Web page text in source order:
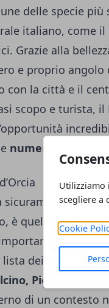
Utilizziamo
scegliere a
Cookie
delle specie
italiano, come
Grazie alla
e proprio
con la città e il
scopo e turista, il
numerose attività
sicuramente più
è quella delParco
e le sue
lista dei patrimoni
Pienza,
di un contesto